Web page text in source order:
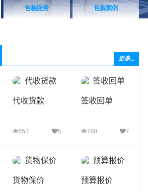
包装服务 包装案例
更多...
代收货款
653 5
查看详细
签收回单
790 7
查看详细
货物保价 预算报价